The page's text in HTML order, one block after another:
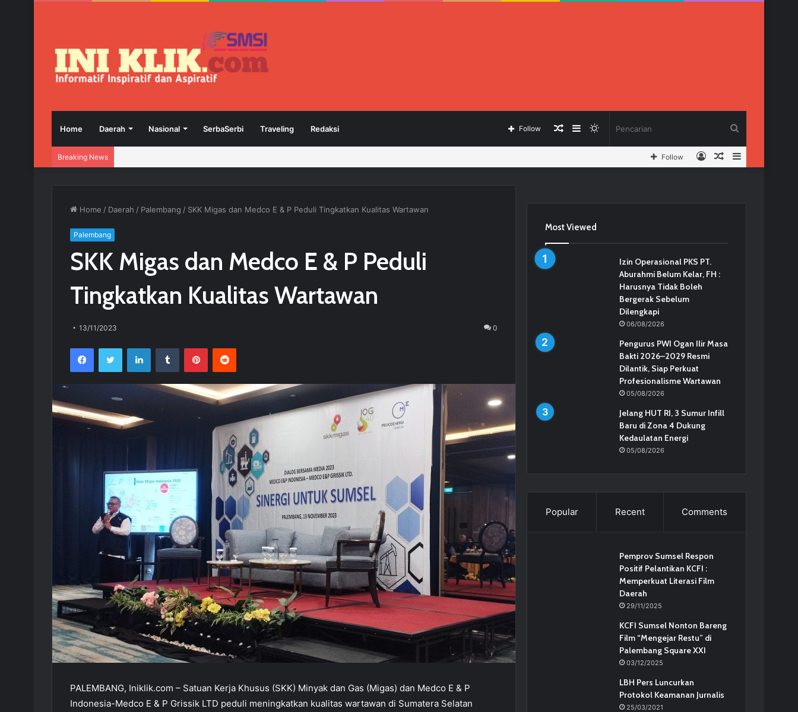
Home Daerah Nasional SerbaSerbi Traveling Redaksi Switch
Sidebar
Berita
Follow
Breaking News
Berita
Log
Follow
Home / Daerah / Palembang / SKK Migas dan Medco E & P Peduli Tingkatkan Kualitas Wartawan
Palembang
SKK Migas dan Medco E & P Peduli
Tingkatkan Kualitas Wartawan
13/11/2023 0
PALEMBANG, Iniklik.com – Satuan Kerja Khusus (SKK) Minyak dan Gas (Migas) dan Medco E & P
Indonesia-Medco E & P Grissik LTD peduli meningkatkan kualitas wartawan di Sumatera Selatan
Most Viewed
Izin Operasional PKS PT.
Aburahmi Belum Kelar, FH :
Harusnya Tidak Boleh
Bergerak Sebelum
Dilengkapi
06/08/2026
Pengurus PWI Ogan Ilir Masa
Bakti 2026–2029 Resmi
Dilantik, Siap Perkuat
Profesionalisme Wartawan
05/08/2026
Jelang HUT RI, 3 Sumur Infill
Baru di Zona 4 Dukung
Kedaulatan Energi
05/08/2026
Popular Recent Comments
Pemprov Sumsel Respon
Positif Pelantikan KCFI :
Memperkuat Literasi Film
Daerah
29/11/2025
KCFI Sumsel Nonton Bareng
Film “Mengejar Restu” di
Palembang Square XXI
03/12/2025
LBH Pers Luncurkan
Protokol Keamanan Jurnalis
25/03/2021